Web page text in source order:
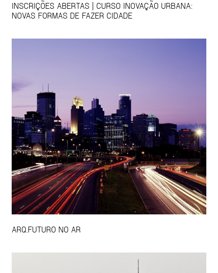
INSCRIÇÕES ABERTAS | CURSO INOVAÇÃO URBANA:
NOVAS FORMAS DE FAZER CIDADE
ARQ.FUTURO NO AR